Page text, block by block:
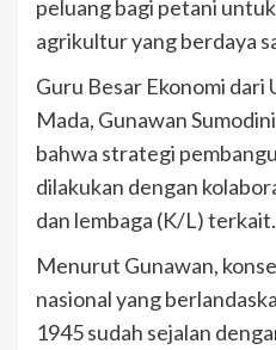
peluang bagi petani
agrikultur yang berdaya
Guru Besar Ekonomi dari
Mada, Gunawan
bahwa strategi
dilakukan dengan
dan lembaga (K/L) terkait.
Menurut Gunawan,
nasional yang
1945 sudah sejalan